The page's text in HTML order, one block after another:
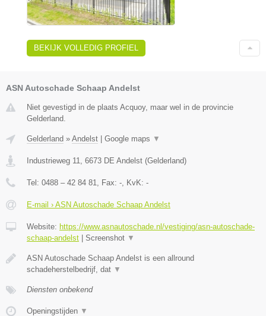
BEKIJK VOLLEDIG PROFIEL
ASN Autoschade Schaap Andelst
Niet gevestigd in de plaats Acquoy, maar wel in de provincie
Gelderland.
Gelderland » Andelst | Google maps ▼
Industrieweg 11 6673 DE Andelst (Gelderland)
Tel: 0488 – 42 84 81 , Fax: - , KvK: -
E-mail › ASN Autoschade Schaap Andelst
Website: https://www.asnautoschade.nl/vestiging/asn-autoschade-
schaap-andelst | Screenshot ▼
ASN Autoschade Schaap Andelst is een allround
schadeherstelbedrijf, dat ▼
Diensten onbekend
Openingstijden ▼